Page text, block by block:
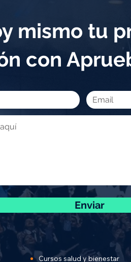
mismo tu
con
Enviar
Cursos salud y bienestar